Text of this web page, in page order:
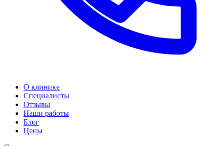
О клинике
Специалисты
Отзывы
Наши работы
Блог
Цены